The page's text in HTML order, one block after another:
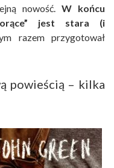
nowość. W końcu
jest stara (i
razem przygotował
powieścią – kilka